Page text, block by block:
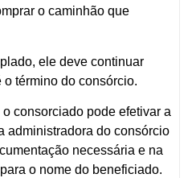
o caminhão que
ele deve continuar
término do consórcio.
consorciado pode efetivar a
administradora do consórcio
necessária e na
o nome do beneficiado.